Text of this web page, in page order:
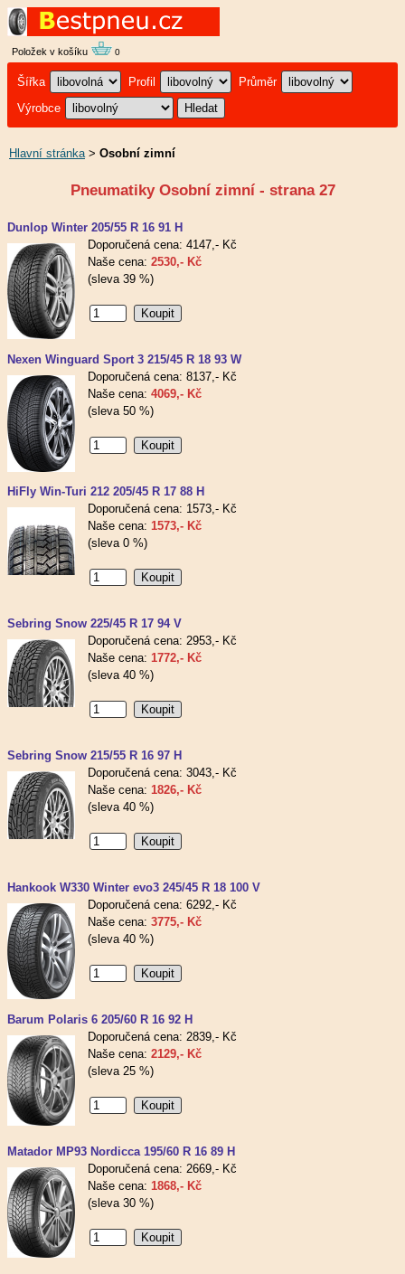
Položek v košíku 0
Šířka Profil
Průměr
Výrobce
Hlavní stránka> Osobní zimní
Pneumatiky Osobní zimní - strana 27
Dunlop Winter 205/55 R 16 91 H
Doporučená cena: 4147,- Kč
Naše cena: 2530,- Kč
(sleva 39 %)
Nexen Winguard Sport 3 215/45 R 18 93 W
Doporučená cena: 8137,- Kč
Naše cena: 4069,- Kč
(sleva 50 %)
HiFly Win-Turi 212 205/45 R 17 88 H
Doporučená cena: 1573,- Kč
Naše cena: 1573,- Kč
(sleva 0 %)
Sebring Snow 225/45 R 17 94 V
Doporučená cena: 2953,- Kč
Naše cena: 1772,- Kč
(sleva 40 %)
Sebring Snow 215/55 R 16 97 H
Doporučená cena: 3043,- Kč
Naše cena: 1826,- Kč
(sleva 40 %)
Hankook W330 Winter evo3 245/45 R 18 100 V
Doporučená cena: 6292,- Kč
Naše cena: 3775,- Kč
(sleva 40 %)
Barum Polaris 6 205/60 R 16 92 H
Doporučená cena: 2839,- Kč
Naše cena: 2129,- Kč
(sleva 25 %)
Matador MP93 Nordicca 195/60 R 16 89 H
Doporučená cena: 2669,- Kč
Naše cena: 1868,- Kč
(sleva 30 %)